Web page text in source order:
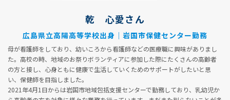
乾 心愛さん
広島県立高陽高等学校出身｜岩国市保健センター勤務
母が看護師をしており、幼いころから看護師などの医療職に興味がありまし
た。高校の時、地域のお祭りボランティアに参加した際にたくさんの高齢者
の方と接し、心身ともに健康で生活していくためのサポートがしたいと思
い、保健師を目指しました。
2021年4月1日からは岩国市地域包括支援センターで勤務しており、乳幼児か